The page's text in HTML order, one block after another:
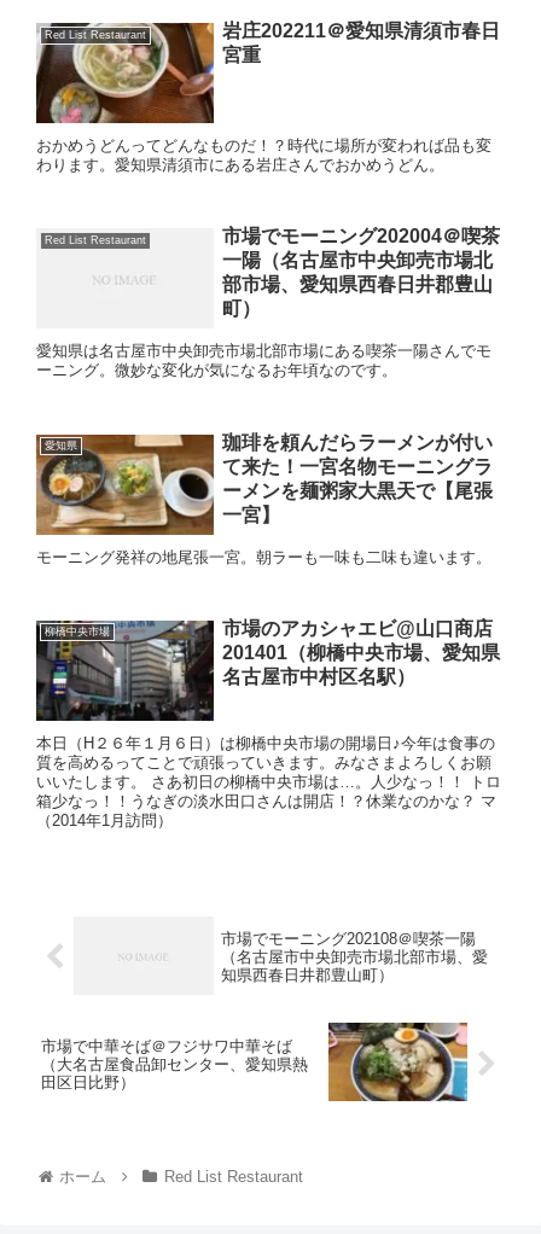
Red List Restaurant
岩庄202211＠愛知県清須市春日
宮重
おかめうどんってどんなものだ！？時代に場所が変われば品も変
わります。愛知県清須市にある岩庄さんでおかめうどん。
Red List Restaurant
市場でモーニング202004＠喫茶
一陽（名古屋市中央卸売市場北
部市場、愛知県西春日井郡豊山
町）
愛知県は名古屋市中央卸売市場北部市場にある喫茶一陽さんでモ
ーニング。微妙な変化が気になるお年頃なのです。
愛知県
珈琲を頼んだらラーメンが付い
て来た！一宮名物モーニングラ
ーメンを麺粥家大黒天で【尾張
一宮】
モーニング発祥の地尾張一宮。朝ラーも一味も二味も違います。
柳橋中央市場
市場のアカシャエビ@山口商店
201401（柳橋中央市場、愛知県
名古屋市中村区名駅）
本日（H２６年１月６日）は柳橋中央市場の開場日♪今年は食事の
質を高めるってことで頑張っていきます。みなさまよろしくお願
いいたします。 さあ初日の柳橋中央市場は…。人少なっ！！ トロ
箱少なっ！！うなぎの淡水田口さんは開店！？休業なのかな？ マ
（2014年1月訪問）
市場でモーニング202108＠喫茶一陽
（名古屋市中央卸売市場北部市場、愛
知県西春日井郡豊山町）
市場で中華そば＠フジサワ中華そば
（大名古屋食品卸センター、愛知県熱
田区日比野）
ホーム Red List Restaurant